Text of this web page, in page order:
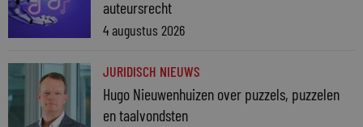
auteursrecht
4 augustus 2026
JURIDISCH NIEUWS
Hugo Nieuwenhuizen over puzzels, puzzelen
en taalvondsten